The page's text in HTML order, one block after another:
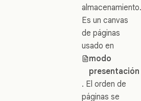
almacenamiento.
Es un canvas
de páginas
usado en
modo
presentación
. El orden de
páginas se